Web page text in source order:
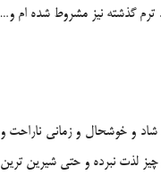
ترم گذشته نيز مشروط شده ام و…
و خوشحال و زماني ناراحت و
لذت نبرده و حتي شيرين ترين